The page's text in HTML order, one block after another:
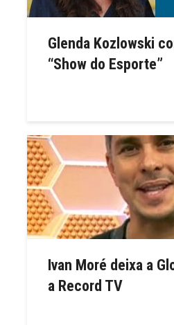
Glenda Kozlowski
“Show do Esporte”
Ivan Moré deixa a
a Record TV